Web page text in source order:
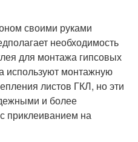
своими руками
необходимость
для монтажа гипсовых
используют монтажную
листов ГКЛ, но эти
и более
приклеиванием на